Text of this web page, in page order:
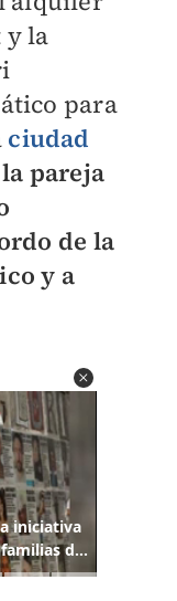
y la
para
ciudad
la pareja
de la
y a